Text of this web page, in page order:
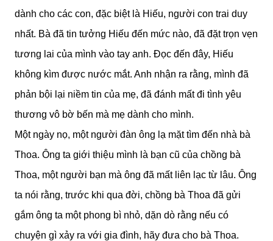
dành cho các con, đặc biệt là Hiếu, người con trai duy
nhất. Bà đã tin tưởng Hiếu đến mức nào, đã đặt trọn vẹn
tương lai của mình vào tay anh. Đọc đến đây, Hiếu
không kìm được nước mắt. Anh nhận ra rằng, mình đã
phản bội lại niềm tin của mẹ, đã đánh mất đi tình yêu
thương vô bờ bến mà mẹ dành cho mình.
Một ngày nọ, một người đàn ông lạ mặt tìm đến nhà bà
Thoa. Ông ta giới thiệu mình là bạn cũ của chồng bà
Thoa, một người bạn mà ông đã mất liên lạc từ lâu. Ông
ta nói rằng, trước khi qua đời, chồng bà Thoa đã gửi
gắm ông ta một phong bì nhỏ, dặn dò rằng nếu có
chuyện gì xảy ra với gia đình, hãy đưa cho bà Thoa.